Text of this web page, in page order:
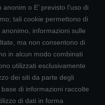
o E’ previsto l’uso di
tali cookie permettono di
informazioni sulle
ma non consentono di
in alcun modo combinati
utilizzati esclusivamente
dei siti da parte degli
di informazioni raccolte
di dati in forma